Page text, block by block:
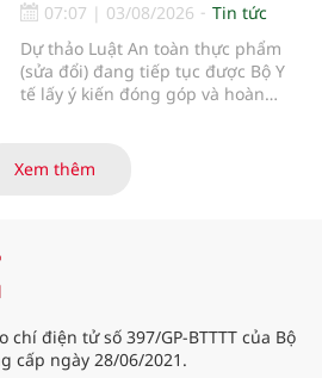
07:07 | 03/08/2026
Tin tức
Dự thảo Luật An toàn thực phẩm
(sửa đổi) đang tiếp tục được Bộ Y
tế lấy ý kiến đóng góp và hoàn
cường hậu kiểm, ứng dụng chuyển
đổi số, kiểm soát nguy cơ theo toàn
Xem thêm
chí điện tử số 397/GP-BTTTT của Bộ
cấp ngày 28/06/2021.